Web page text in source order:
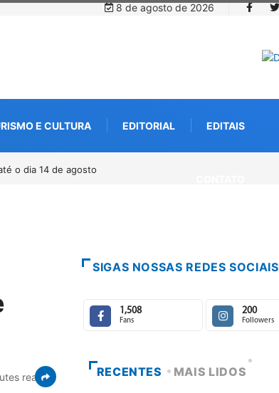
8 de agosto de 2026
E CULTURA EDITORIAL EDITAIS
caminha pelos 20 anos da Lei Maria da Penha
read
SIGAS NOSSAS REDES SOCIAIS
1,508
Fans
200
Followers
RECENTES MAIS LIDOS